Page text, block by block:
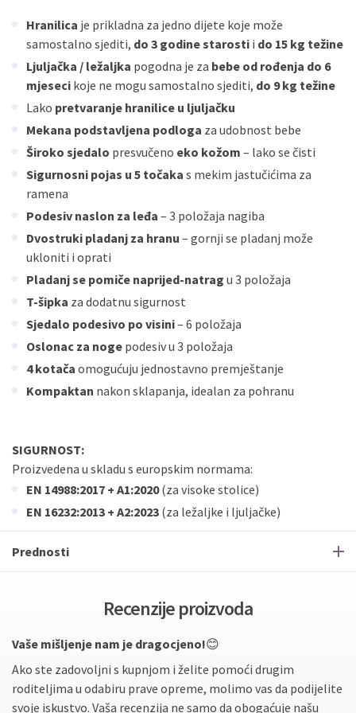
Hranilica je prikladna za jedno dijete koje može
samostalno sjediti, do 3 godine starosti i do 15 kg težine
Ljuljačka / ležaljka pogodna je za bebe od rođenja do 6
mjeseci koje ne mogu samostalno sjediti, do 9 kg težine
Lako pretvaranje hranilice u ljuljačku
Mekana podstavljena podloga za udobnost bebe
Široko sjedalo presvučeno eko kožom – lako se čisti
Sigurnosni pojas u 5 točaka s mekim jastučićima za
ramena
Podesiv naslon za leđa – 3 položaja nagiba
Dvostruki pladanj za hranu – gornji se pladanj može
ukloniti i oprati
Pladanj se pomiče naprijed-natrag u 3 položaja
T-šipka za dodatnu sigurnost
Sjedalo podesivo po visini– 6 položaja
Oslonac za noge podesiv u 3 položaja
4 kotača omogućuju jednostavno premještanje
Kompaktan nakon sklapanja, idealan za pohranu
SIGURNOST:
Proizvedena u skladu s europskim normama:
EN 14988:2017 + A1:2020(za visoke stolice)
EN 16232:2013 + A2:2023 (za ležaljke i ljuljačke)
Prednosti
Recenzije proizvoda
Vaše mišljenje nam je dragocjeno!😊
Ako ste zadovoljni s kupnjom i želite pomoći drugim
roditeljima u odabiru prave opreme, molimo vas da podijelite
svoje iskustvo. Vaša recenzija ne samo da obogaćuje našu